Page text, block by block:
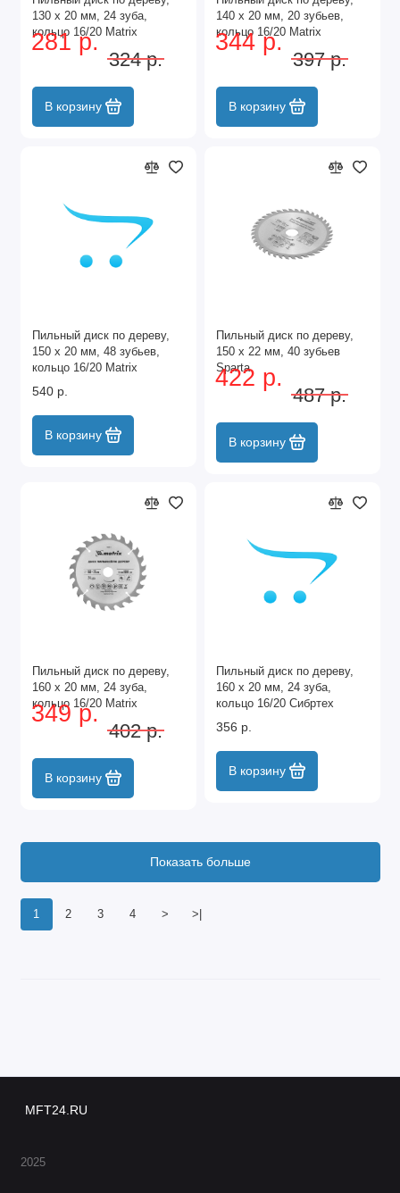
130 х 20 мм, 24 зуба,
кольцо 16/20 Matrix
Professional
281 р.
324 р.
В корзину
140 х 20 мм, 20 зубьев,
кольцо 16/20 Matrix
Professional
344 р.
397 р.
В корзину
Пильный диск по дереву,
150 х 20 мм, 48 зубьев,
кольцо 16/20 Matrix
Professional
540 р.
В корзину
Пильный диск по дереву,
150 х 22 мм, 40 зубьев
Sparta
422 р.
487 р.
В корзину
Пильный диск по дереву,
160 х 20 мм, 24 зуба,
кольцо 16/20 Matrix
Professional
349 р.
402 р.
В корзину
Пильный диск по дереву,
160 х 20 мм, 24 зуба,
кольцо 16/20 Сибртех
356 р.
В корзину
1 2 3 4 > >|
Показать больше
MFT24.RU
2025